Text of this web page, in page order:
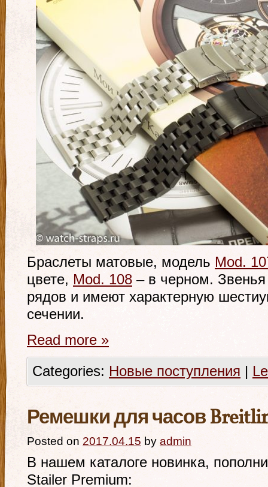
Браслеты матовые, модель Mod.
цвете, Mod. 108 – в черном. Звенья
рядов и имеют характерную
сечении.
Read more »
Categories: Новые поступления |
Ремешки для часов
Posted on 2017.04.15 by admin
В нашем каталоге новинка,
Stailer Premium: